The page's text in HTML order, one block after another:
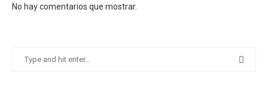
No hay comentarios que mostrar.